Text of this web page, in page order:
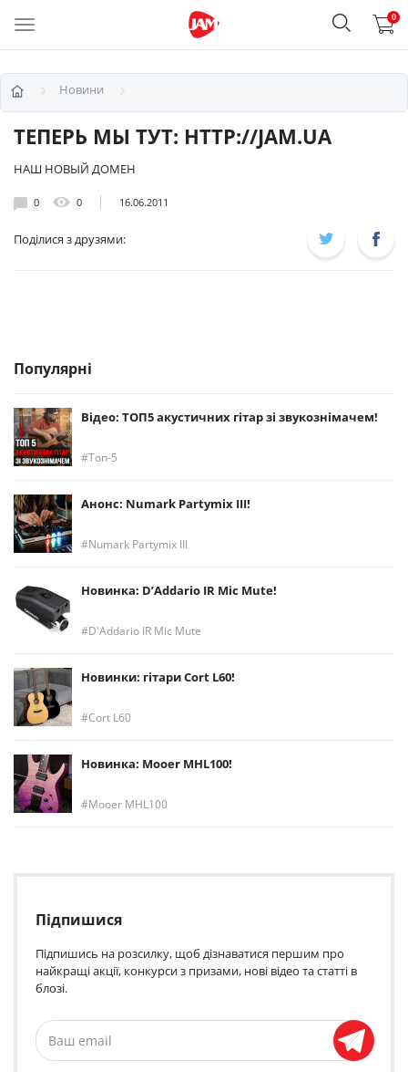
0
Новини
ТЕПЕРЬ МЫ ТУТ: HTTP://JAM.UA
НАШ НОВЫЙ ДОМЕН
0 0 16.06.2011
Поділися з друзями:
Популярні
Відео: ТОП5 акустичних гітар зі звукознімачем!
Топ-5
Анонс: Numark Partymix III!
Numark Partymix III
Новинка: D’Addario IR Mic Mute!
D'Addario IR Mic Mute
Новинки: гітари Cort L60!
Cort L60
Новинка: Mooer MHL100!
Mooer MHL100
Підпишися
Підпишись на розсилку, щоб дізнаватися першим про
найкращі акції, конкурси з призами, нові відео та статті в
блозі.